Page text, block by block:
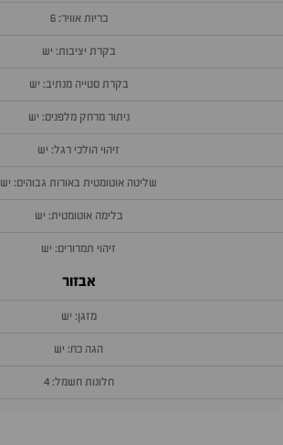
כריות אוויר: 6
בקרת יציבות: יש
בקרת סטייה מנתיב: יש
ניתור מרחק מלפנים: יש
זיהוי הולכי רגל: יש
שליטה אוטומטית באורות גבוהים: יש
בלימה אוטומטית: יש
זיהוי תמרורים: יש
אבזור
מזגן: יש
הגה כח: יש
חלונות חשמל: 4